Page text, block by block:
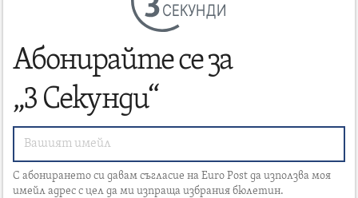
СЕКУНДИ
Абонирайте се за
„3 Секунди“
С абонирането си давам съгласие на Euro Post да използва моя
имейл адрес с цел да ми изпраща избрания бюлетин.